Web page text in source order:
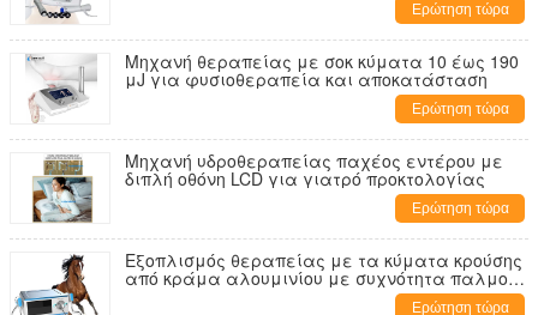
Ερώτηση τώρα
Μηχανή θεραπείας με σοκ κύματα 10 έως 190
μJ για φυσιοθεραπεία και αποκατάσταση
Ερώτηση τώρα
Μηχανή υδροθεραπείας παχέος εντέρου με
διπλή οθόνη LCD για γιατρό προκτολογίας
Ερώτηση τώρα
Εξοπλισμός θεραπείας με τα κύματα κρούσης
από κράμα αλουμινίου με συχνότητα παλμού
Ερώτηση τώρα